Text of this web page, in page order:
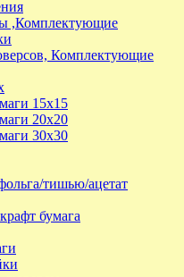
,Комплектующие
Комплектующие
15х15
20х20
30х30
тишью/ацетат
бумага